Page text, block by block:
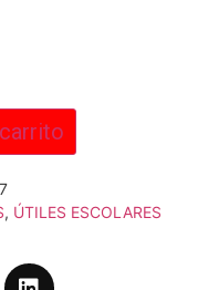
, ÚTILES ESCOLARES